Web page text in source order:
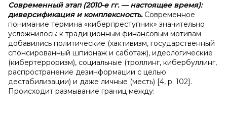
Современный этап (2010-е гг.— настоящее время):
диверсификация и комплексность. Современное
понимание термина «киберпреступник» значительно
усложнилось: к традиционным финансовым мотивам
добавились политические (хактивизм, государственный
спонсированный шпионаж и саботаж), идеологические
(кибертерроризм), социальные (троллинг, кибербуллинг,
распространение дезинформации с целью
дестабилизации) и даже личные (месть) [4, p. 102].
Происходит размывание границ между: